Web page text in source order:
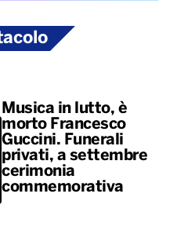
Musica in lutto, è
morto Francesco
Guccini. Funerali
privati, a settembre
cerimonia
commemorativa